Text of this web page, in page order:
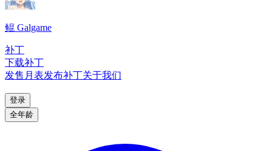
鲲 Galgame
补丁
下载补丁
发售月表发布补丁关于我们
登录
全年龄